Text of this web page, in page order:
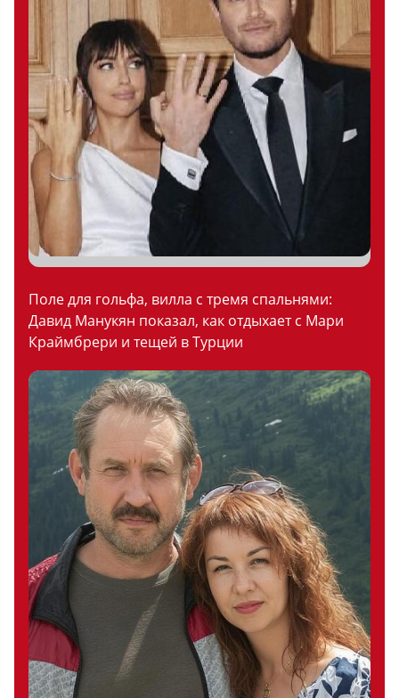
Поле для гольфа, вилла с тремя спальнями:
Давид Манукян показал, как отдыхает с Мари
Краймбрери и тещей в Турции